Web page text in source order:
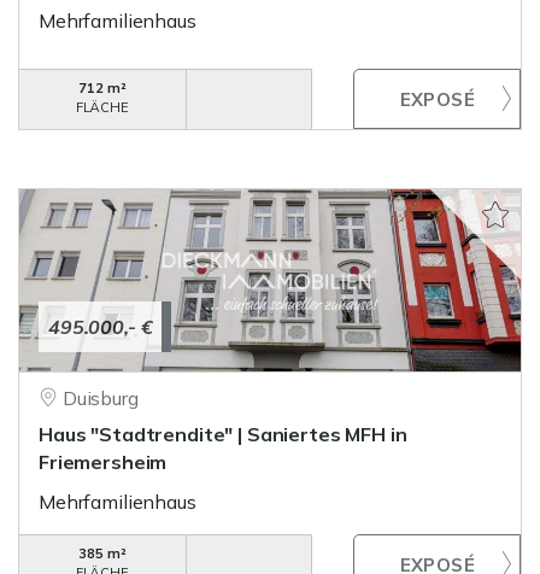
Mehrfamilienhaus
712 m²
FLÄCHE
495.000,- €
Duisburg
Haus "Stadtrendite" | Saniertes MFH in
Friemersheim
Mehrfamilienhaus
385 m²